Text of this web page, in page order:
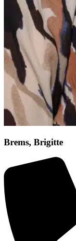
Brems, Brigitte